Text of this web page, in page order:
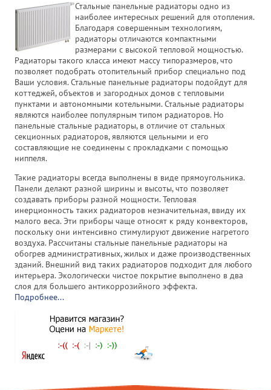
Стальные панельные радиаторы одно из
наиболее интересных решений для отопления.
Благодаря совершенным технологиям,
радиаторы отличаются компактными
размерами с высокой тепловой мощностью.
Радиаторы такого класса имеют массу типоразмеров, что
позволяет подобрать отопительный прибор специально под
Ваши условия. Стальные панельные радиаторы подойдут для
коттеджей, объектов и загородных домов с тепловыми
пунктами и автономными котельными. Стальные радиаторы
являются наиболее популярным типом радиаторов. Но
панельные стальные радиаторы, в отличие от стальных
секционных радиаторов, являются цельными и его
составляющие не соединены с прокладками с помощью
ниппеля.
Такие радиаторы всегда выполнены в виде прямоугольника.
Панели делают разной ширины и высоты, что позволяет
создавать приборы разной мощности. Тепловая
инерционность таких радиаторов незначительная, ввиду их
малого веса. Эти приборы чаще относят к ряду конвекторов,
поскольку они интенсивно стимулируют движение нагретого
воздуха. Рассчитаны стальные панельные радиаторы на
обогрев административных, жилых и даже производственных
зданий. Внешний вид таких радиаторов подходит для любого
интерьера. Экологически чистое покрытие выполнено в два
слоя для большего антикоррозийного эффекта.
Подробнее...